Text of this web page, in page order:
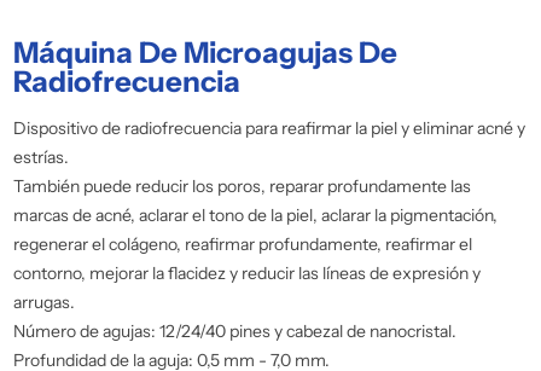
Máquina De Microagujas De
Radiofrecuencia
Dispositivo de radiofrecuencia para reafirmar la piel y eliminar acné y
estrías.
También puede reducir los poros, reparar profundamente las
marcas de acné, aclarar el tono de la piel, aclarar la pigmentación,
regenerar el colágeno, reafirmar profundamente, reafirmar el
contorno, mejorar la flacidez y reducir las líneas de expresión y
arrugas.
Número de agujas: 12/24/40 pines y cabezal de nanocristal.
Profundidad de la aguja: 0,5 mm - 7,0 mm.